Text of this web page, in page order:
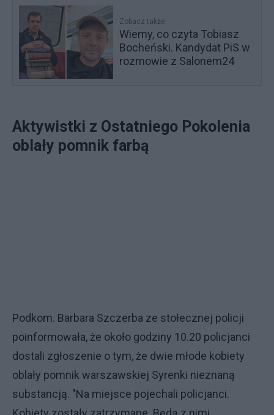
Zobacz także
Wiemy, co czyta Tobiasz
Bocheński. Kandydat PiS w
rozmowie z Salonem24
Aktywistki z Ostatniego Pokolenia
oblały pomnik farbą
Podkom. Barbara Szczerba ze stołecznej policji
poinformowała, że około godziny 10.20 policjanci
dostali zgłoszenie o tym, że dwie młode kobiety
oblały pomnik warszawskiej Syrenki nieznaną
substancją. "Na miejsce pojechali policjanci.